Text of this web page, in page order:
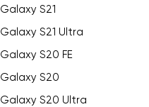
Galaxy S21
Galaxy S21 Ultra
Galaxy S20 FE
Galaxy S20
Galaxy S20 Ultra